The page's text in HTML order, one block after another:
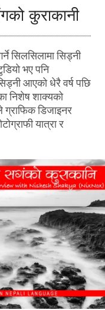
कुराकानी
सिलसिलामा सिड्नी
भए पनि
आएको धेरै वर्ष पछि
निशेष शाक्यको
डिजाइनर
यात्रा र